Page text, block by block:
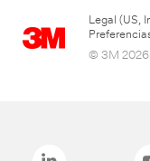
Legal (US,
© 3M 2026.